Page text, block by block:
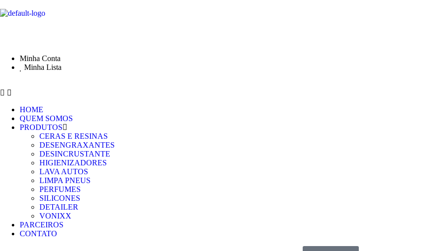
Minha Conta
Minha Lista
HOME
QUEM SOMOS
PRODUTOS
CERAS E RESINAS
DESENGRAXANTES
DESINCRUSTANTE
HIGIENIZADORES
LAVA AUTOS
LIMPA PNEUS
PERFUMES
SILICONES
DETAILER
VONIXX
PARCEIROS
CONTATO